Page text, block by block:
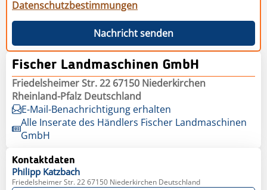
Datenschutzbestimmungen
Nachricht senden
Fischer Landmaschinen GmbH
Friedelsheimer Str. 22 67150 Niederkirchen
Rheinland-Pfalz Deutschland
E-Mail-Benachrichtigung erhalten
Alle Inserate des Händlers Fischer Landmaschinen
GmbH
Kontaktdaten
Philipp Katzbach
Friedelsheimer Str. 22 67150 Niederkirchen Deutschland